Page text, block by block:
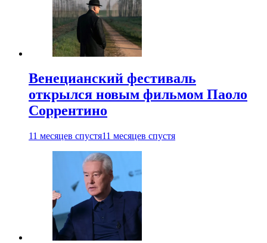
Венецианский фестиваль
открылся новым фильмом Паоло
Соррентино
11 месяцев спустя11 месяцев спустя